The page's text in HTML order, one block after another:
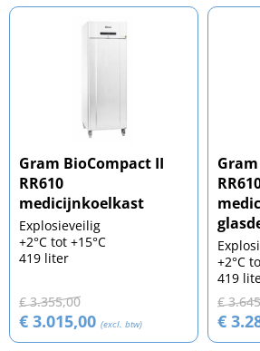
Gram BioCompact II
RR610
medicijnkoelkast
Explosieveilig
+2°C tot +15°C
419 liter
€ 3.355,00
€ 3.015,00 (excl. btw)
+2°C
419
€
€